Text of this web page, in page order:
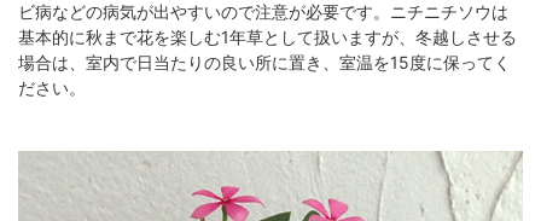
ビ病などの病気が出やすいので注意が必要です。ニチニチソウは
基本的に秋まで花を楽しむ1年草として扱いますが、冬越しさせる
場合は、室内で日当たりの良い所に置き、室温を15度に保ってく
ださい。